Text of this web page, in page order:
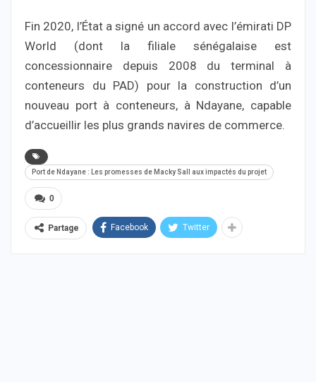
Fin 2020, l’État a signé un accord avec l’émirati DP
World (dont la filiale sénégalaise est
concessionnaire depuis 2008 du terminal à
conteneurs du PAD) pour la construction d’un
nouveau port à conteneurs, à Ndayane, capable
d’accueillir les plus grands navires de commerce.
Port de Ndayane : Les promesses de Macky Sall aux impactés du projet
0
Partage Facebook Twitter